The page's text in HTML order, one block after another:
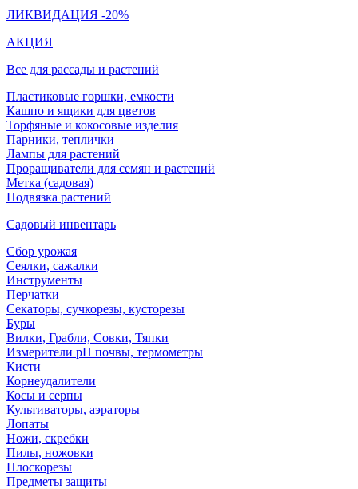
ЛИКВИДАЦИЯ -20%
АКЦИЯ
Все для рассады и растений
Пластиковые горшки, емкости
Кашпо и ящики для цветов
Торфяные и кокосовые изделия
Парники, теплички
Лампы для растений
Проращиватели для семян и растений
Метка (садовая)
Подвязка растений
Садовый инвентарь
Сбор урожая
Сеялки, сажалки
Инструменты
Перчатки
Секаторы, сучкорезы, кусторезы
Буры
Вилки, Грабли, Совки, Тяпки
Измерители pH почвы, термометры
Кисти
Корнеудалители
Косы и серпы
Культиваторы, аэраторы
Лопаты
Ножи, скребки
Пилы, ножовки
Плоскорезы
Предметы защиты